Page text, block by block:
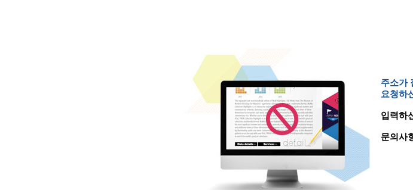
주소가
요청하
입력하
문의사